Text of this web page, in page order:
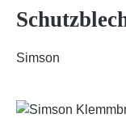
Simson
Bildergalerie